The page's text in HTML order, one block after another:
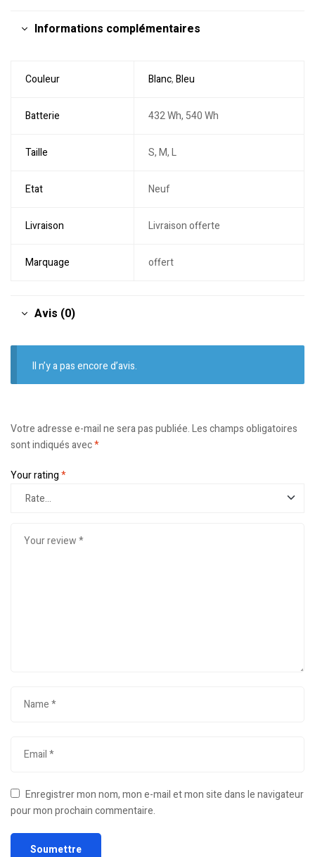
Informations complémentaires
Couleur Blanc,Bleu
Batterie 432 Wh, 540 Wh
Taille S, M, L
Etat Neuf
Livraison Livraison offerte
Marquage offert
Avis (0)
Il n’y a pas encore d’avis.
Votre adresse e-mail ne sera pas publiée.Les champs obligatoires
sont indiqués avec*
Your rating*
Enregistrer mon nom, mon e-mail et mon site dans le navigateur
pour mon prochain commentaire.